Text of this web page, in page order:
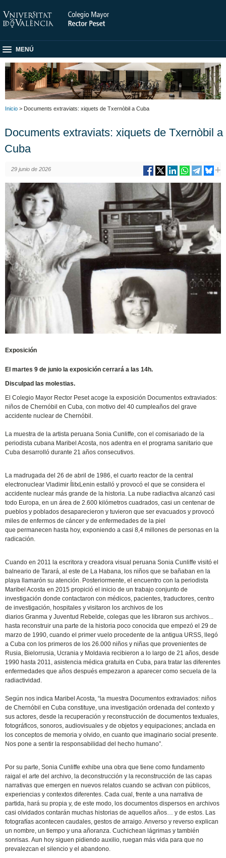
MENÚ
Inicio > Documents extraviats: xiquets de Txernòbil a Cuba
Documents extraviats: xiquets de Txernòbil a
Cuba
29 junio de 2026
Exposición
El martes 9 de junio la exposición cerrará a las 14h.
Disculpad las molestias.
El Colegio Mayor Rector Peset acoge la exposición Documentos extraviados:
niños de Chernóbil en Cuba, con motivo del 40 cumpleaños del grave
accidente nuclear de Chernóbil.
La muestra de la artista peruana Sonia Cunliffe, con el comisariado de la
periodista cubana Maribel Acosta, nos adentra en el programa sanitario que
Cuba desarrolló durante 21 años consecutivos.
La madrugada del 26 de abril de 1986, el cuarto reactor de la central
electronuclear Vladimir ÍlitxLenin estalló y provocó el que se considera el
accidente nuclear más grande de la historia. La nube radiactiva alcanzó casi
todo Europa, en un área de 2.600 kilómetros cuadrados, casi un centenar de
pueblos y poblados desaparecieron y tuvieron que ser evacuados y provocó
miles de enfermos de cáncer y de enfermedades de la piel
que permanecen hasta hoy, exponiendo a casi 8,4 millones de personas en la
radicación.
Cuando en 2011 la escritora y creadora visual peruana Sonia Cunliffe visitó el
balneario de Tarará, al este de La Habana, los niños que se bañaban en la
playa llamarón su atención. Posteriormente, el encuentro con la periodista
Maribel Acosta en 2015 propició el inicio de un trabajo conjunto de
investigación donde contactaron con médicos, pacientes, traductores, centro
de investigación, hospitales y visitaron los archivos de los
diarios Granma y Juventud Rebelde, colegas que les libraron sus archivos...
hasta reconstruir una parte de la historia poco conocida que empezó el 29 de
marzo de 1990, cuando el primer vuelo procedente de la antigua URSS, llegó
a Cuba con los primeros de los 26.000 niños y niñas que provenientes de
Rusia, Bielorrusia, Ucrania y Moldavia recibieron a lo largo de 21 años, desde
1990 hasta 2011, asistencia médica gratuita en Cuba, para tratar las diferentes
enfermedades que años después empezaron a aparecer como secuela de la
radiactividad.
Según nos indica Maribel Acosta, “la muestra Documentos extraviados: niños
de Chernóbil en Cuba constituye, una investigación ordenada del contexto y
sus actores, desde la recuperación y reconstrucción de documentos textuales,
fotográficos, sonoros, audiovisuales y de objetos y equipaciones; anclada en
los conceptos de memoria y olvido, en cuanto que imaginario social presente.
Nos pone a sentir la responsabilidad del hecho humano”.
Por su parte, Sonia Cunliffe exhibe una obra que tiene como fundamento
raigal el arte del archivo, la deconstrucción y la reconstrucción de las capas
narrativas que emergen en nuevos relatos cuando se activan con públicos,
experiencias y contextos diferentes. Cada cual, frente a una narrativa de
partida, hará su propia y, de este modo, los documentos dispersos en archivos
casi olvidados contarán muchas historias de aquellos años… y de estos. Las
fotografías acontecen caudales, gestos de arraigo. Anverso y reverso explican
un nombre, un tiempo y una añoranza. Cuchichean lágrimas y también
sonrisas. Aun hoy siguen pidiendo auxilio, ruegan más vida para que no
prevalezcan el silencio y el abandono.